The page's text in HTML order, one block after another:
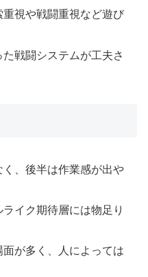
視や戦闘重視など遊び
戦闘システムが工夫さ
、後半は作業感が出や
イク期待層には物足り
が多く、人によっては